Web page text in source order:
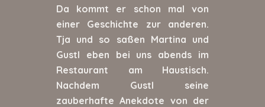
Da kommt er schon mal von
einer Geschichte zur anderen.
Tja und so saßen Martina und
Gustl eben bei uns abends im
Restaurant am Haustisch.
Nachdem Gustl seine
zauberhafte Anekdote von der